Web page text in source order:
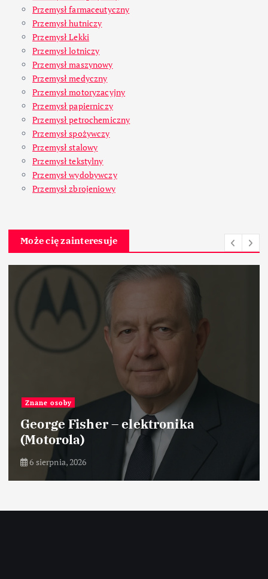
Przemysł farmaceutyczny
Przemysł hutniczy
Przemysł Lekki
Przemysł lotniczy
Przemysł maszynowy
Przemysł medyczny
Przemysł motoryzacyjny
Przemysł papierniczy
Przemysł petrochemiczny
Przemysł spożywczy
Przemysł stalowy
Przemysł tekstylny
Przemysł wydobywczy
Przemysł zbrojeniowy
Może cię zainteresuje
Znane osoby
George Fisher – elektronika
(Motorola)
6 sierpnia, 2026